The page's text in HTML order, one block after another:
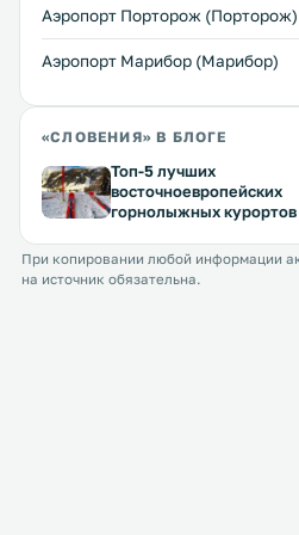
парковка. .
Аэропорт Порторож (Порторож)
Аэропорт Марибор (Марибор)
«СЛОВЕНИЯ» В БЛОГЕ
Топ-5 лучших
восточноевропейских
горнолыжных курортов
При копировании любой информации
на источник обязательна.